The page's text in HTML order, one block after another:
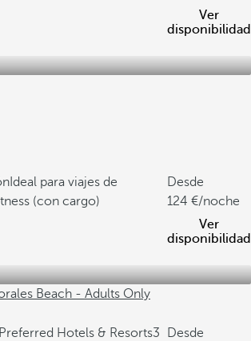
Ver
disponibilidad
Ideal para viajes de
(con cargo)
Desde
124
/noche
Ver
disponibilidad
Beach - Adults Only
Hotels & Resorts3
Desde